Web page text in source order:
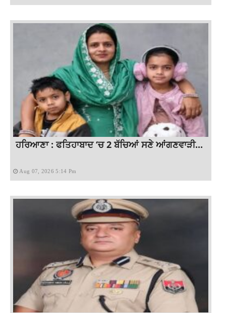
ਹਰਿਆਣਾ : ਫਤਿਹਾਬਾਦ ‘ਚ 2 ਬੱਚਿਆਂ ਸਣੇ ਆਂਗਣਵਾੜੀ...
Aug 07, 2026 5:14 Pm